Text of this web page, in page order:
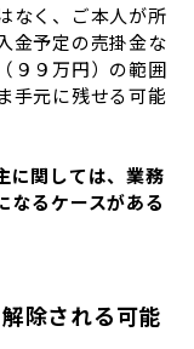
なく、ご本人が所
金予定の売掛金な
９９万円）の範囲
手元に残せる可能
に関しては、業務
なるケースがある
除される可能